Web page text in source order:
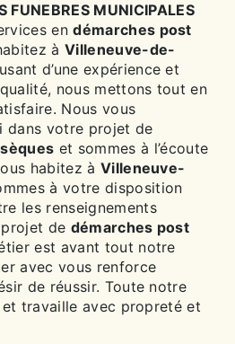
FUNEBRES MUNICIPALES
endémarches post
àVilleneuve-de-
d’une expérience et
nous mettons tout en
Nous vous
dans votre projet de
et sommes à l’écoute
habitez à Villeneuve-
à votre disposition
les renseignements
de démarches post
est avant tout notre
avec vous renforce
de réussir. Toute notre
travaille avec propreté et